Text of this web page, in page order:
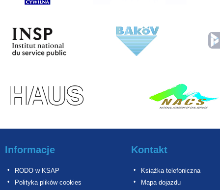
Informacje
RODO w KSAP
Polityka plików cookies
Kontakt
Książka telefoniczna
Mapa dojazdu